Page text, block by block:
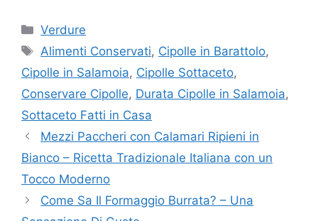
Categories
Verdure
Tags
Alimenti Conservati, Cipolle in Barattolo,
Cipolle in Salamoia, Cipolle Sottaceto,
Conservare Cipolle, Durata Cipolle in Salamoia,
Sottaceto Fatti in Casa
Mezzi Paccheri con Calamari Ripieni in
Bianco – Ricetta Tradizionale Italiana con un
Tocco Moderno
Come Sa Il Formaggio Burrata? – Una